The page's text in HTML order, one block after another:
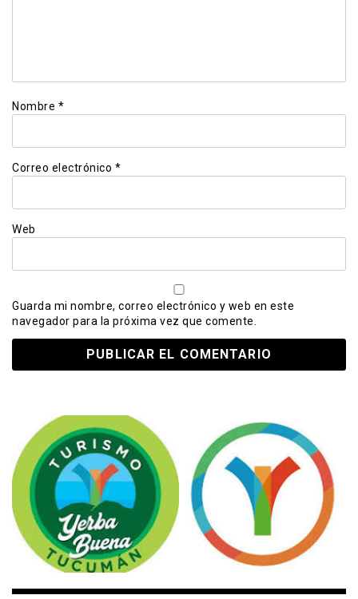
Nombre *
Correo electrónico *
Web
Guarda mi nombre, correo electrónico y web en este
navegador para la próxima vez que comente.